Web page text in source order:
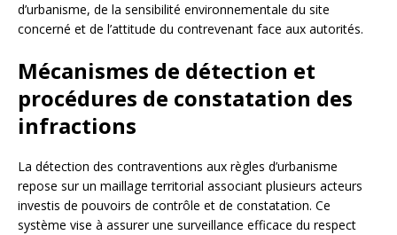
d’urbanisme, de la sensibilité environnementale du site
concerné et de l’attitude du contrevenant face aux autorités.
Mécanismes de détection et
procédures de constatation des
infractions
La détection des contraventions aux règles d’urbanisme
repose sur un maillage territorial associant plusieurs acteurs
investis de pouvoirs de contrôle et de constatation. Ce
système vise à assurer une surveillance efficace du respect